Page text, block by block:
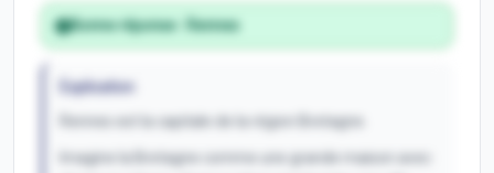
Bonne réponse : Rennes
Explication
Rennes est la capitale de la région Bretagne.
Imagine la Bretagne comme une grande maison avec